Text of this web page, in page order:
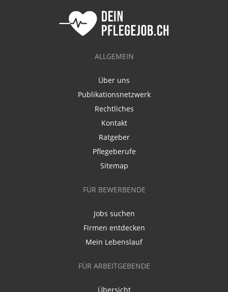
ALLGEMEIN
Über uns
Publikationsnetzwerk
Rechtliches
Kontakt
Ratgeber
Pflegeberufe
Sitemap
FÜR BEWERBENDE
Jobs suchen
Firmen entdecken
Mein Lebenslauf
FÜR ARBEITGEBENDE
Übersicht